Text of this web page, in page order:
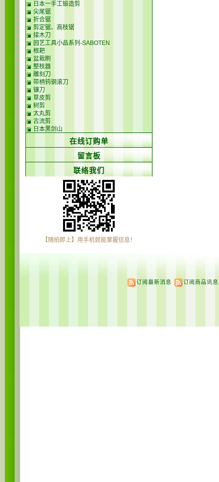
日本一手工锻造剪
尖尾锯
折合锯
剪定锯、高枝锯
接木刀
园艺工具小品系列-SABOTEN
根耙
盆栽刷
整枝器
雕刻刀
带柄钨钢滚刀
镰刀
草皮剪
树剪
太丸剪
古流剪
日本黑剑山
在线订购单
留言板
联络我们
【随拍即上】用手机就能掌握信息！
订阅最新消息 订阅商品讯息